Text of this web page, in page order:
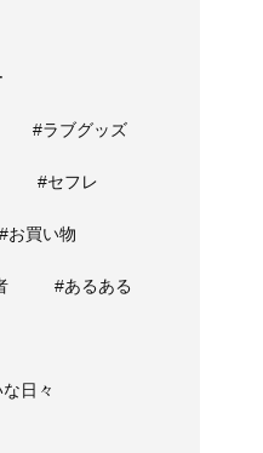
#ラブグッズ
#セフレ
#お買い物
#あるある
日々